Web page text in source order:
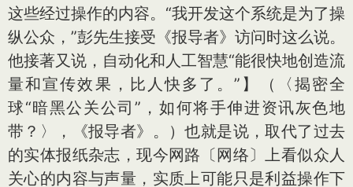
这些经过操作的内容。“我开发这个系统是为了操
纵公众，”彭先生接受《报导者》访问时这么说。
他接著又说，自动化和人工智慧“能很快地创造流
量和宣传效果，比人快多了。”】（〈揭密全
球“暗黑公关公司”，如何将手伸进资讯灰色地
带？〉，《报导者》。）也就是说，取代了过去
的实体报纸杂志，现今网路〔网络〕上看似众人
关心的内容与声量，实质上可能只是利益操作下